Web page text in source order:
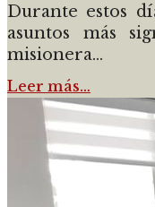
Durante estos
asuntos más
misionera...
Leer más…